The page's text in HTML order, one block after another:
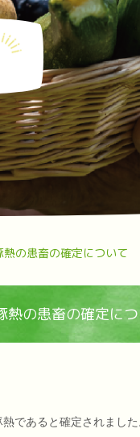
熱の患畜の確定について
熱の患畜の確定に
であると確定されまし